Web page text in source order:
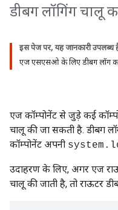
डीबग लॉगिंग चालू
इस पेज पर, यह जानकारी उपलब्ध
एज एसएसओ के लिए डीबग लॉग
एज कॉम्पोनेंट से जुड़े कई
चालू की जा सकती है. डीबग
कॉम्पोनेंट अपनी
उदाहरण के लिए, अगर एज
चालू की जाती है, तो राऊटर